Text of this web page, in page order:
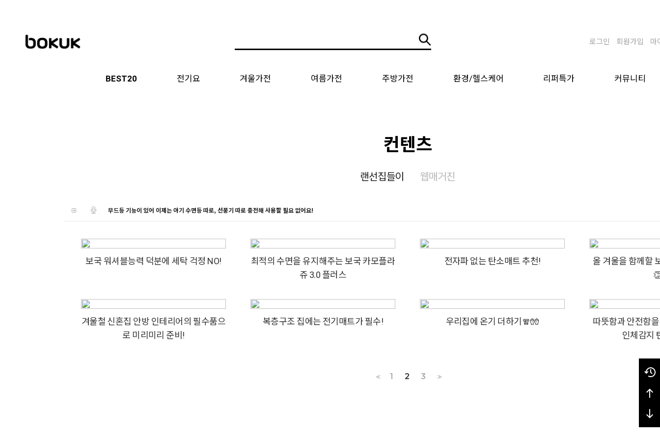
로그인 회원가입 마
BEST20 전기요 겨울가전 여름가전 주방가전 환경/헬스케어 리퍼특가 커뮤니티
컨텐츠
랜선집들이 웹매거진
무드등 기능이 있어 이제는 아기 수면등 따로, 선풍기 따로 충전해 사용할 필요 없어요!
보국 워셔블능력 덕분에 세탁 걱정 NO!
최적의 수면을 유지해주는 보국 카모플라
쥬 3.0 플러스
전자파 없는 탄소매트 추천!
올 겨울을 함께할
겨울철 신혼집 안방 인테리어의 필수품으
로 미리미리 준비!
복층구조 집에는 전기매트가 필수! 우리집에 온기 더하기🧣🧤
따뜻함과 안전함
인체감지
<< 1 2 3 >>